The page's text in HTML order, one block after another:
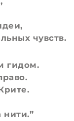
чувств.
гидом.
нити.”